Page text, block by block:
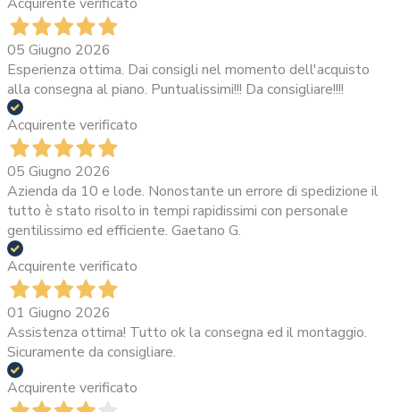
05 Giugno 2026
Esperienza ottima. Dai consigli nel momento dell'acquisto
alla consegna al piano. Puntualissimi!!! Da consigliare!!!!
Acquirente verificato
05 Giugno 2026
Azienda da 10 e lode. Nonostante un errore di spedizione il
tutto è stato risolto in tempi rapidissimi con personale
gentilissimo ed efficiente. Gaetano G.
Acquirente verificato
01 Giugno 2026
Assistenza ottima! Tutto ok la consegna ed il montaggio.
Sicuramente da consigliare.
Acquirente verificato